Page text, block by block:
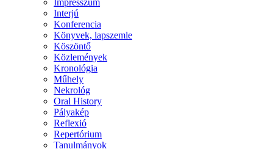
Impresszum
Interjú
Konferencia
Könyvek, lapszemle
Köszöntő
Közlemények
Kronológia
Műhely
Nekrológ
Oral History
Pályakép
Reflexió
Repertórium
Tanulmányok